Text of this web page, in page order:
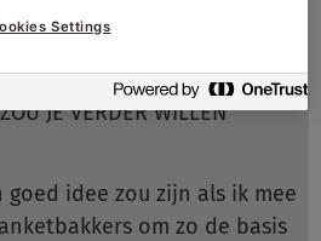
JE VERDER WILLEN
goed idee zou zijn als ik mee
om zo de basis
Settings